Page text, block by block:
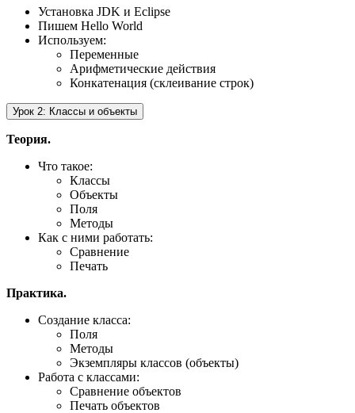
Установка JDK и Eclipse
Пишем Hello World
Используем:
Переменные
Арифметические действия
Конкатенация (склеивание строк)
Урок 2: Классы и объекты
Теория.
Что такое:
Классы
Объекты
Поля
Методы
Как с ними работать:
Сравнение
Печать
Практика.
Создание класса:
Поля
Методы
Экземпляры классов (объекты)
Работа с классами:
Сравнение объектов
Печать объектов